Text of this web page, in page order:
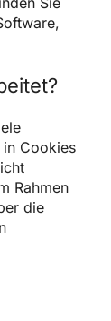
in Cookies
Rahmen
die